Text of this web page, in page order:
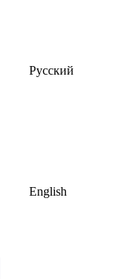
Русский
English